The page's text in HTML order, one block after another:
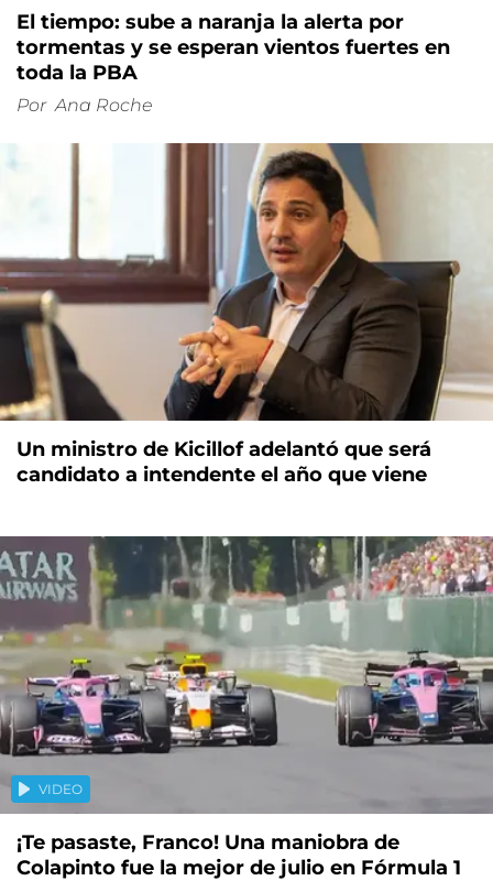
El tiempo: sube a naranja la alerta por
tormentas y se esperan vientos fuertes en
toda la PBA
Por Ana Roche
Un ministro de Kicillof adelantó que será
candidato a intendente el año que viene
VIDEO
¡Te pasaste, Franco! Una maniobra de
Colapinto fue la mejor de julio en Fórmula 1